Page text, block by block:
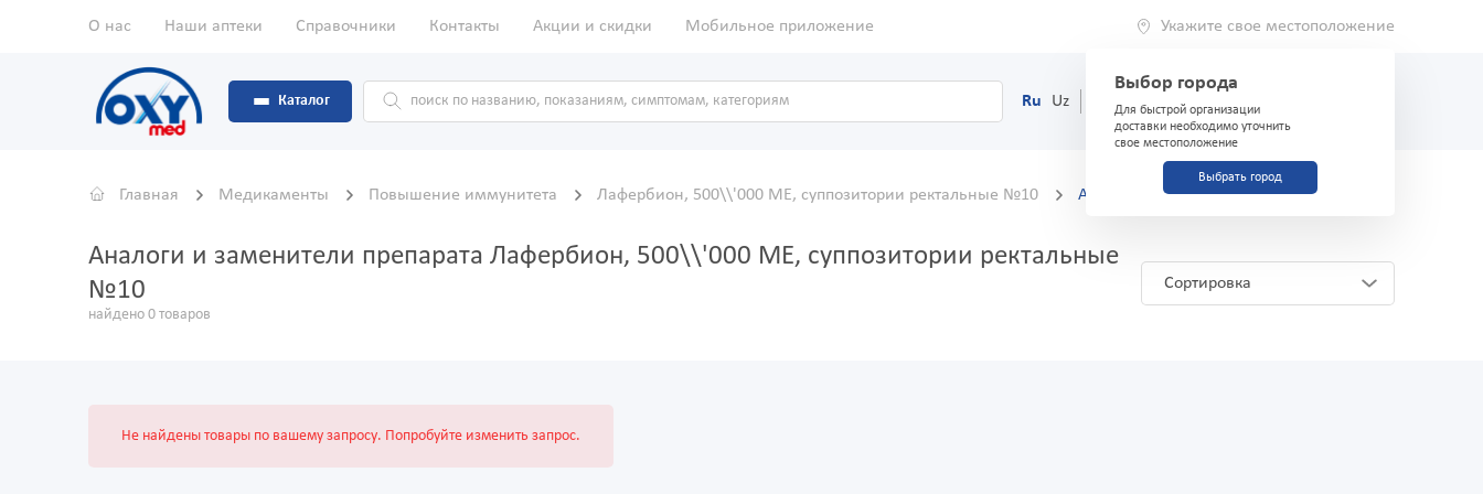
О нас Наши аптеки Справочники Контакты Акции и скидки Мобильное приложение Укажите свое местоположение
Выбор города
Для быстрой организации
доставки необходимо уточнить
свое местоположение
Выбрать город
Каталог Ru Uz (71) 200-03-03
Главная Медикаменты Повышение иммунитета Лафербион, 500\\'000 МЕ, суппозитории ректальные №10 Аналоги и заменители
Аналоги и заменители препарата Лафербион, 500\\'000 МЕ, суппозитории ректальные
№10
найдено 0 товаров
Сортировка
Не найдены товары по вашему запросу. Попробуйте изменить запрос.